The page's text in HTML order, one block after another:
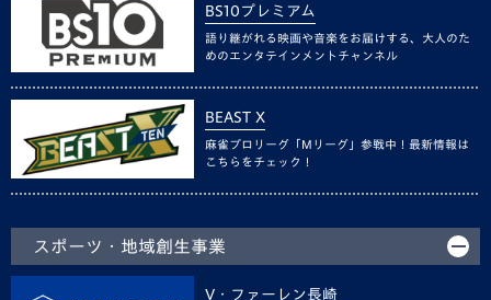
BS10プレミアム
語り継がれる映画や音楽をお届けする、大人のた
めのエンタテインメントチャンネル
BEAST X
麻雀プロリーグ「Mリーグ」参戦中！最新情報は
こちらをチェック！
スポーツ・地域創生事業
V・ファーレン長崎